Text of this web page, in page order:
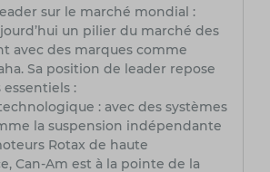
sur le marché mondial :
un pilier du marché des
avec des marques comme
Sa position de leader repose
:
: avec des systèmes
la suspension indépendante
Rotax de haute
Can-Am est à la pointe de la